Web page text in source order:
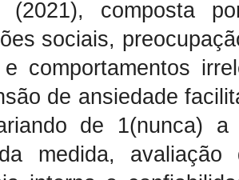
(2021), composta
sociais,
e comportamentos
de ansiedade
de 1(nunca)
medida,